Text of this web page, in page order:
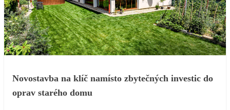
Novostavba na klíč namísto zbytečných investic do
oprav starého domu